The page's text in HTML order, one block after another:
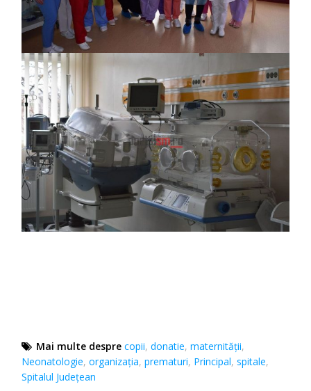
Mai multe despre copii,donatie,maternității,
Neonatologie,organizația,prematuri, Principal,spitale,
Spitalul Judeţean